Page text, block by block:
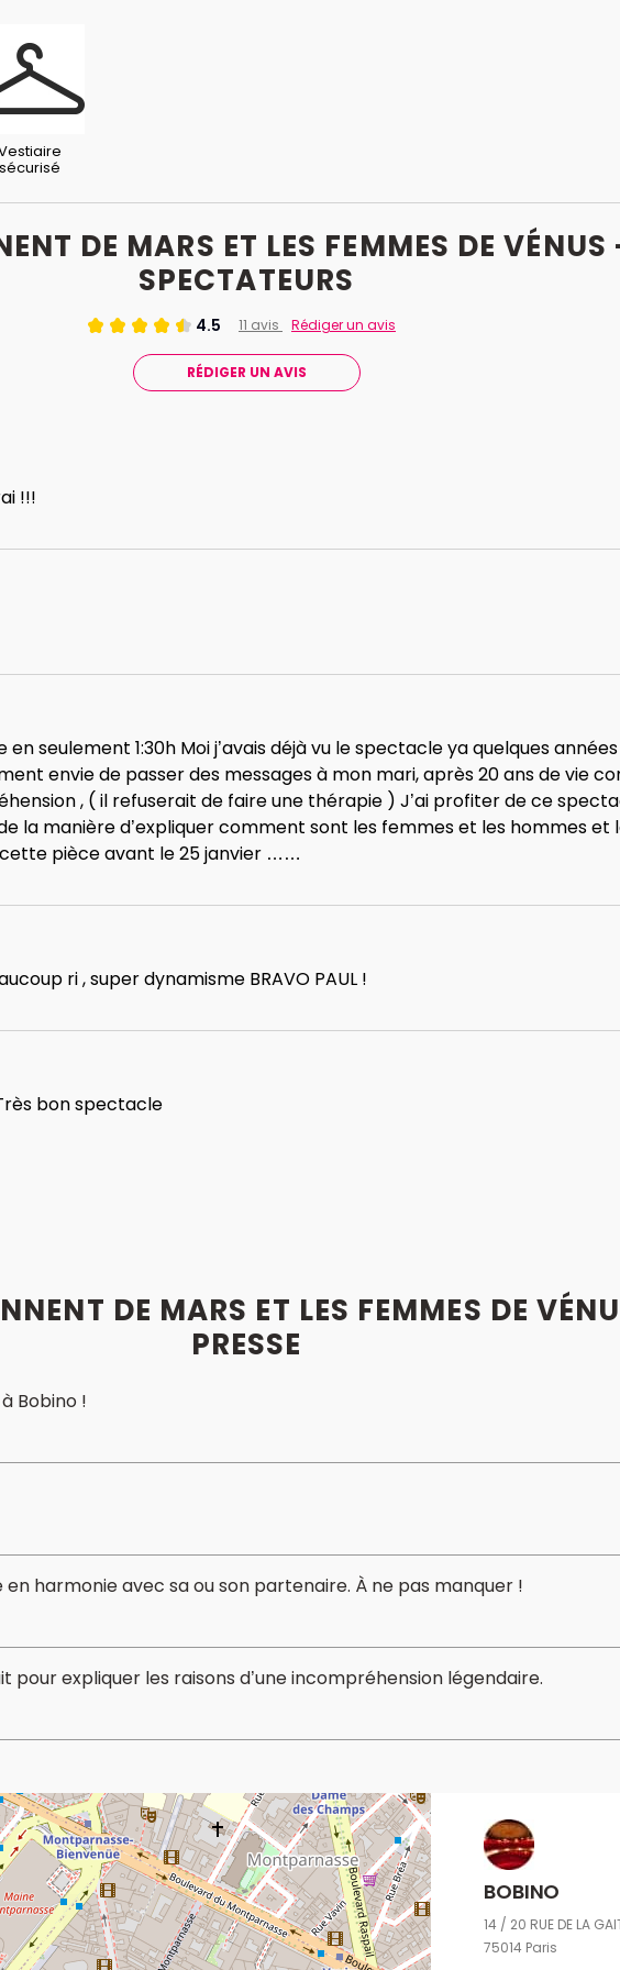
sécurisé
DE MARS ET LES FEMMES DE
SPECTATEURS
4.5 11 avis Rédiger un avis
RÉDIGER UN AVIS
!!!
seulement 1:30h Moi j’avais déjà vu le spectacle ya quelques années
envie de passer des messages à mon mari, après 20 ans de vie
, ( il refuserait de faire une thérapie ) J’ai profiter de ce
la manière d’expliquer comment sont les femmes et les hommes
pièce avant le 25 janvier ……
ri , super dynamisme BRAVO PAUL !
bon spectacle
DE MARS ET LES FEMMES DE
PRESSE
Bobino !
harmonie avec sa ou son partenaire. À ne pas manquer !
expliquer les raisons d’une incompréhension légendaire.
BOBINO
14 / 20 RUE DE LA
75014 Paris